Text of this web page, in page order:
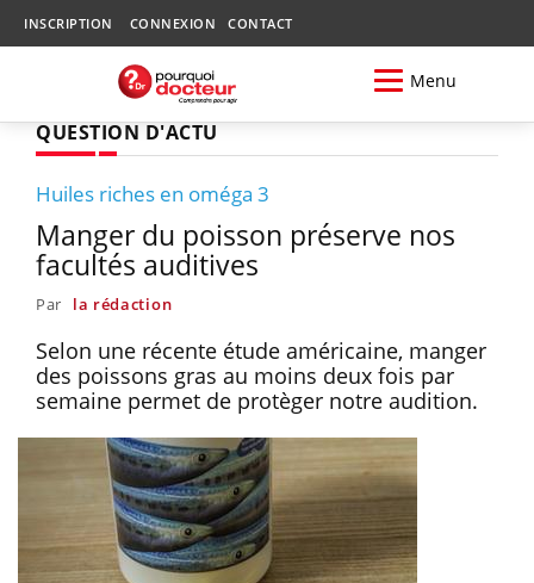
INSCRIPTION CONNEXION CONTACT
Menu
QUESTION D'ACTU
Huiles riches en oméga 3
Manger du poisson préserve nos
facultés auditives
Par la rédaction
Selon une récente étude américaine, manger
des poissons gras au moins deux fois par
semaine permet de protèger notre audition.